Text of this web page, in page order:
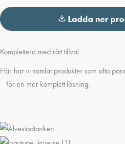
Ladda ner
Komplettera med rätt tillval
Här har vi samlat produkter som ofta
– för en mer komplett lösning.